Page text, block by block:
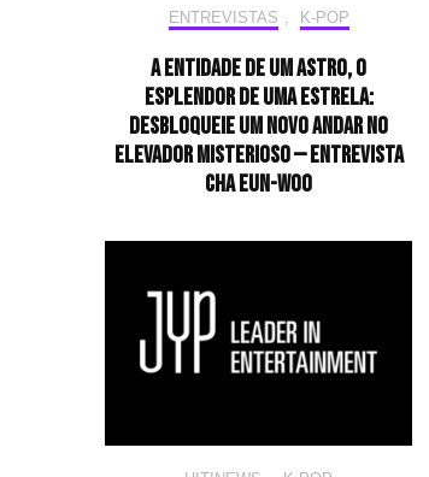
ENTREVISTAS K-POP
A entidade de um astro, o
esplendor de uma estrela:
desbloqueie um novo andar no
elevador misterioso — Entrevista
CHA EUN-WOO